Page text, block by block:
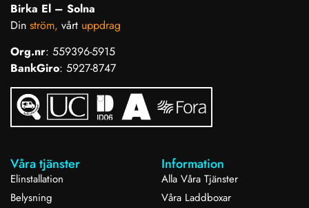
Birka El – Solna
Din ström, vårt uppdrag
Org.nr: 559396-5915
BankGiro: 5927-8747
Våra tjänster
Elinstallation
Belysning
Information
Alla Våra Tjänster
Våra Laddboxar